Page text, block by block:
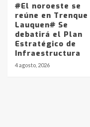
#El noroeste se
reúne en Trenque
Lauquen# Se
debatirá el Plan
Estratégico de
Infraestructura
4 agosto, 2026
5
Los
La
entre
La
Blanca
con